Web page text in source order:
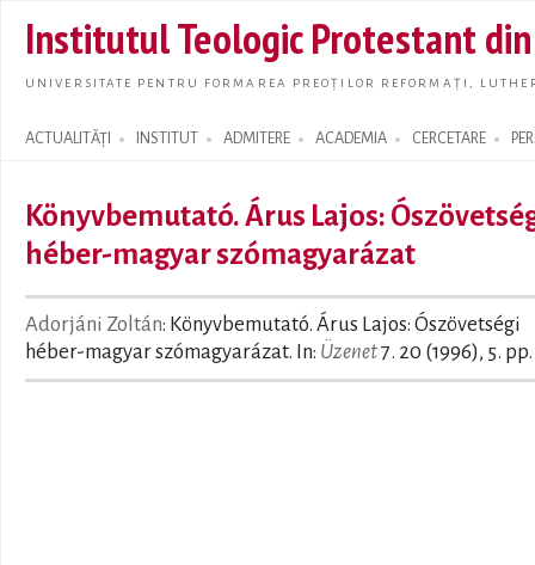
main
Institutul Teologic Protestant
UNIVERSITATE PENTRU FORMAREA PREOȚILOR REFORMAȚI,
ACTUALITĂȚI INSTITUT ADMITERE ACADEMIA CERCETARE
Search form
Könyvbemutató. Árus Lajos:
héber-magyar szómagyarázat
Adorjáni Zoltán: Könyvbemutató. Árus Lajos: Ószövetségi
héber-magyar szómagyarázat. In: Üzenet7. 20 (1996), 5. pp.